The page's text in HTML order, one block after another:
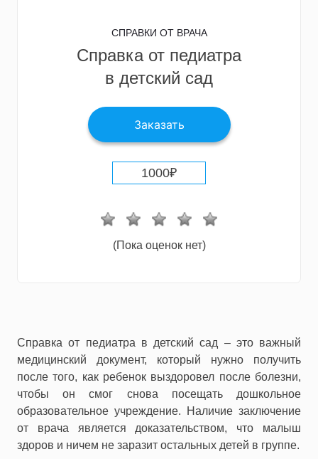
СПРАВКИ ОТ ВРАЧА
Справка от педиатра
в детский сад
Заказать
1000₽
(Пока оценок нет)
Справка от педиатра в детский сад – это важный
медицинский документ, который нужно получить
после того, как ребенок выздоровел после болезни,
чтобы он смог снова посещать дошкольное
образовательное учреждение. Наличие заключение
от врача является доказательством, что малыш
здоров и ничем не заразит остальных детей в группе.